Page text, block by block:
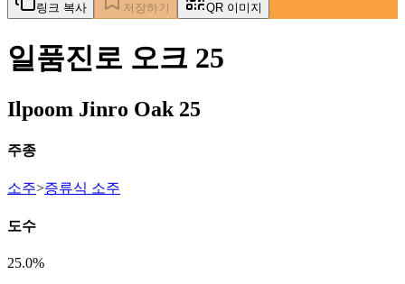
링크 복사 저장하기 QR 이미지
일품진로 오크 25
Ilpoom Jinro Oak 25
주종
소주>증류식 소주
도수
25.0%